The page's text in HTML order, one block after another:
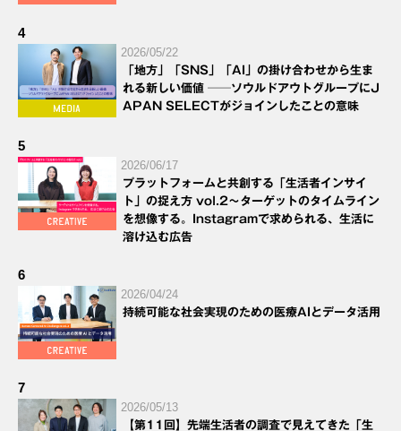
4
2026/05/22
「地方」「SNS」「AI」の掛け合わせから生ま
れる新しい価値 ──ソウルドアウトグループにJ
APAN SELECTがジョインしたことの意味
5
2026/06/17
プラットフォームと共創する「生活者インサイ
ト」の捉え方 vol.2～ターゲットのタイムライン
を想像する。Instagramで求められる、生活に
溶け込む広告
6
2026/04/24
持続可能な社会実現のための医療AIとデータ活用
7
2026/05/13
【第11回】先端生活者の調査で見えてきた「生